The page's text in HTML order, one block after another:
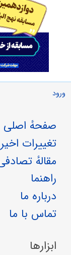
ورود
صفحهٔ اصلی
تغییرات اخیر
مقالهٔ
راهنما
درباره ما
تماس با ما
ابزارها